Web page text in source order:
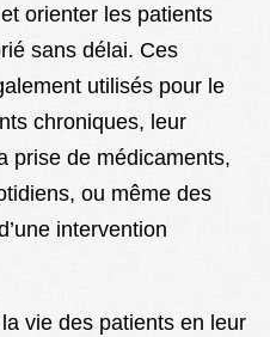
orienter les patients
sans délai. Ces
utilisés pour le
chroniques, leur
prise de médicaments,
ou même des
intervention
vie des patients en leur